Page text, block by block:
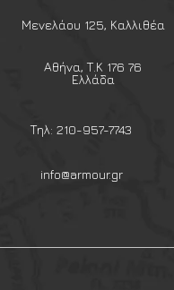
Σύστημα
ιμάντες στο
χωρίς να
φερμουάρ
άμεση
και με τη χρήση
Εσωτερική
τσέπη,
Μενελάου 125, Καλλιθέα
Αθήνα, Τ.Κ 176 76
Ελλάδα
Τηλ: 210-957-7743
info@armour.gr